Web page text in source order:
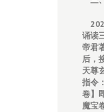
诵读
帝君
后 ，
天尊
指令
卷】
魔宝